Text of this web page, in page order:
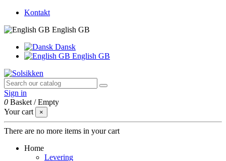
Kontakt
English GB
Dansk
English GB
Sign in
0 Basket /Empty
Your cart
×
There are no more items in your cart
Home
Levering